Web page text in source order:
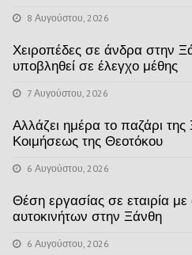
8 Αυγούστου, 2026
Χειροπέδες σε άνδρα στην
υποβληθεί σε έλεγχο μέθης
7 Αυγούστου, 2026
Αλλάζει ημέρα το παζάρι
Κοιμήσεως της Θεοτόκου
6 Αυγούστου, 2026
Θέση εργασίας σε εταιρία με
αυτοκινήτων στην Ξάνθη
6 Αυγούστου, 2026